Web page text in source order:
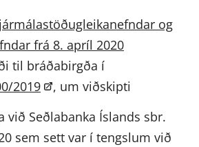
og
frá 8. apríl 2020
til bráðabirgða í
2019
, um viðskipti
Seðlabanka Íslands sbr.
sem sett var í tengslum við